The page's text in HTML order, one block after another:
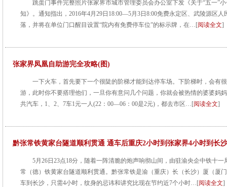
跳蛋门事件完整照片张家界市城市管理委员会办公室下发《关于“五一”
知》。通知指出，2016年4月29日18:00—5月3日8:00免费永定区、武陵源区
落，并将在单位门口醒目设置“院内有免费停车位”的标示牌，在…[阅读全文]
张家界凤凰自助游完全攻略(图)
一下火车，首先要下一个很陡的阶梯才能到达停车场。下阶梯时，会有
游，此时你不要搭理他们，一旦你有意问几个问题，你就会被热情的婆婆妈
共汽车，1、2、7车1元一人(22：00—06：00是2元)，都去市区…[阅读全文]
黔张常铁黄家台隧道顺利贯通 通车后重庆2小时到张家界4小时到长沙
5月26日23点18分，随着一阵清脆的炮声响彻山间，由驻渝央企中铁十
常（德）铁黄家台隧道顺利贯通。黔张常铁是渝（重庆）长（长沙）厦（厦
车到长沙，只需4小时，纹身的忌讳和讲究比现在节约近7个小时…[阅读全文]